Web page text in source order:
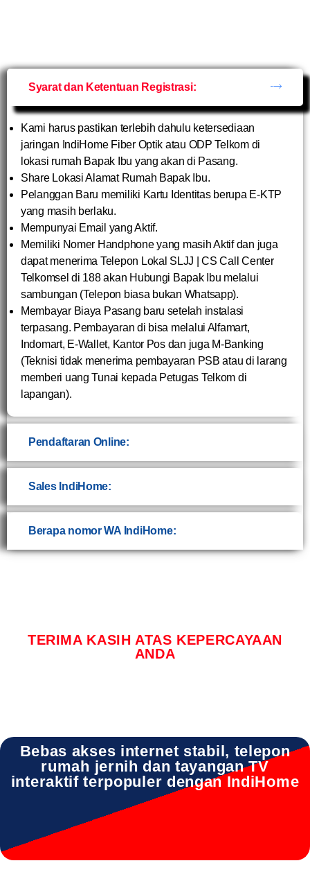
Syarat dan Ketentuan Registrasi:
Kami harus pastikan terlebih dahulu ketersediaan
jaringan IndiHome Fiber Optik atau ODP Telkom di
lokasi rumah Bapak Ibu yang akan di Pasang.
Share Lokasi Alamat Rumah Bapak Ibu.
Pelanggan Baru memiliki Kartu Identitas berupa E-KTP
yang masih berlaku.
Mempunyai Email yang Aktif.
Memiliki Nomer Handphone yang masih Aktif dan juga
dapat menerima Telepon Lokal SLJJ | CS Call Center
Telkomsel di 188 akan Hubungi Bapak Ibu melalui
sambungan (Telepon biasa bukan Whatsapp).
Membayar Biaya Pasang baru setelah instalasi
terpasang. Pembayaran di bisa melalui Alfamart,
Indomart, E-Wallet, Kantor Pos dan juga M-Banking
(Teknisi tidak menerima pembayaran PSB atau di larang
memberi uang Tunai kepada Petugas Telkom di
lapangan).
Pendaftaran Online:
Sales IndiHome:
Berapa nomor WA IndiHome:
TERIMA KASIH ATAS KEPERCAYAAN
ANDA
Bebas akses internet stabil, telepon
rumah jernih dan tayangan TV
interaktif terpopuler dengan IndiHome